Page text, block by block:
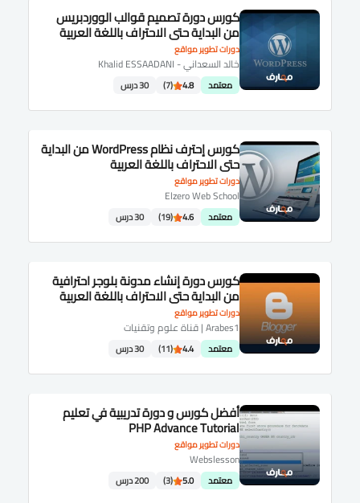
دورات تطوير مواقع
كورس دورة تصميم قوالب الووردبريس
من البداية حتى الاحتراف باللغة العربية
خالد السعداني - Khalid ESSAADANI
معتمد 4.8
(7) 30 درس
دورات تطوير مواقع
كورس إحترف نظام WordPress من البداية
حتى الاحتراف باللغة العربية
Elzero Web School
معتمد 4.6
(19) 30 درس
دورات تطوير مواقع
كورس دورة إنشاء مدونة بلوجر احترافية
من البداية حتى الاحتراف باللغة العربية
Arabes1 | قناة علوم وتقنيات
معتمد 4.4
(11) 30 درس
دورات تطوير مواقع
أفضل كورس و دورة تدريبية في تعليم
PHP Advance Tutorial
Webslesson
معتمد 5.0
(3) 200 درس